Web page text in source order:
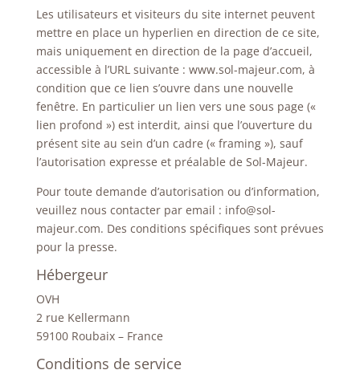
Les utilisateurs et visiteurs du site internet peuvent
mettre en place un hyperlien en direction de ce site,
mais uniquement en direction de la page d’accueil,
accessible à l’URL suivante : www.sol-majeur.com, à
condition que ce lien s’ouvre dans une nouvelle
fenêtre. En particulier un lien vers une sous page («
lien profond ») est interdit, ainsi que l’ouverture du
présent site au sein d’un cadre (« framing »), sauf
l’autorisation expresse et préalable de Sol-Majeur.
Pour toute demande d’autorisation ou d’information,
veuillez nous contacter par email : info@sol-
majeur.com. Des conditions spécifiques sont prévues
pour la presse.
Hébergeur
OVH
2 rue Kellermann
59100 Roubaix – France
Conditions de service